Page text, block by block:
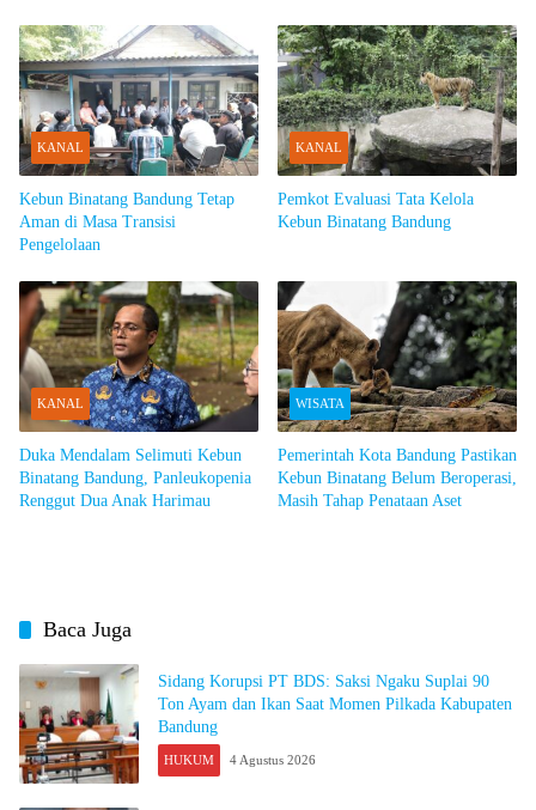
KANAL
Kebun Binatang Bandung Tetap
Aman di Masa Transisi
Pengelolaan
KANAL
Pemkot Evaluasi Tata Kelola
Kebun Binatang Bandung
KANAL
Duka Mendalam Selimuti Kebun
Binatang Bandung, Panleukopenia
Renggut Dua Anak Harimau
WISATA
Pemerintah Kota Bandung Pastikan
Kebun Binatang Belum Beroperasi,
Masih Tahap Penataan Aset
Baca Juga
Sidang Korupsi PT BDS: Saksi Ngaku Suplai 90
Ton Ayam dan Ikan Saat Momen Pilkada Kabupaten
Bandung
HUKUM 4 Agustus 2026